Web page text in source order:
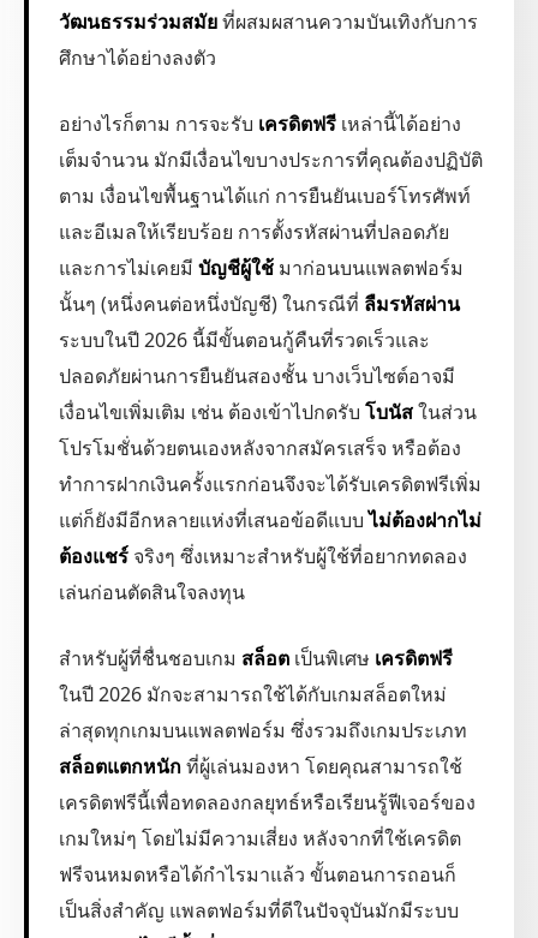
วัฒนธรรมร่วมสมัยที่ผสมผสานความบันเทิงกับการ
ศึกษาได้อย่างลงตัว
อย่างไรก็ตาม การจะรับ เครดิตฟรี เหล่านี้ได้อย่าง
เต็มจำนวน มักมีเงื่อนไขบางประการที่คุณต้องปฏิบัติ
ตาม เงื่อนไขพื้นฐานได้แก่ การยืนยันเบอร์โทรศัพท์
และอีเมลให้เรียบร้อย การตั้งรหัสผ่านที่ปลอดภัย
และการไม่เคยมี บัญชีผู้ใช้ มาก่อนบนแพลตฟอร์ม
นั้นๆ (หนึ่งคนต่อหนึ่งบัญชี) ในกรณีที่ ลืมรหัสผ่าน
ระบบในปี 2026 นี้มีขั้นตอนกู้คืนที่รวดเร็วและ
ปลอดภัยผ่านการยืนยันสองชั้น บางเว็บไซต์อาจมี
เงื่อนไขเพิ่มเติม เช่น ต้องเข้าไปกดรับ โบนัสในส่วน
โปรโมชั่นด้วยตนเองหลังจากสมัครเสร็จ หรือต้อง
ทำการฝากเงินครั้งแรกก่อนจึงจะได้รับเครดิตฟรีเพิ่ม
แต่ก็ยังมีอีกหลายแห่งที่เสนอข้อดีแบบไม่ต้องฝากไม่
ต้องแชร์ จริงๆ ซึ่งเหมาะสำหรับผู้ใช้ที่อยากทดลอง
เล่นก่อนตัดสินใจลงทุน
สำหรับผู้ที่ชื่นชอบเกม สล็อต เป็นพิเศษ เครดิตฟรี
ในปี 2026 มักจะสามารถใช้ได้กับเกมสล็อตใหม่
ล่าสุดทุกเกมบนแพลตฟอร์ม ซึ่งรวมถึงเกมประเภท
สล็อตแตกหนักที่ผู้เล่นมองหา โดยคุณสามารถใช้
เครดิตฟรีนี้เพื่อทดลองกลยุทธ์หรือเรียนรู้ฟีเจอร์ของ
เกมใหม่ๆ โดยไม่มีความเสี่ยง หลังจากที่ใช้เครดิต
ฟรีจนหมดหรือได้กำไรมาแล้ว ขั้นตอนการถอนก็
เป็นสิ่งสำคัญ แพลตฟอร์มที่ดีในปัจจุบันมักมีระบบ